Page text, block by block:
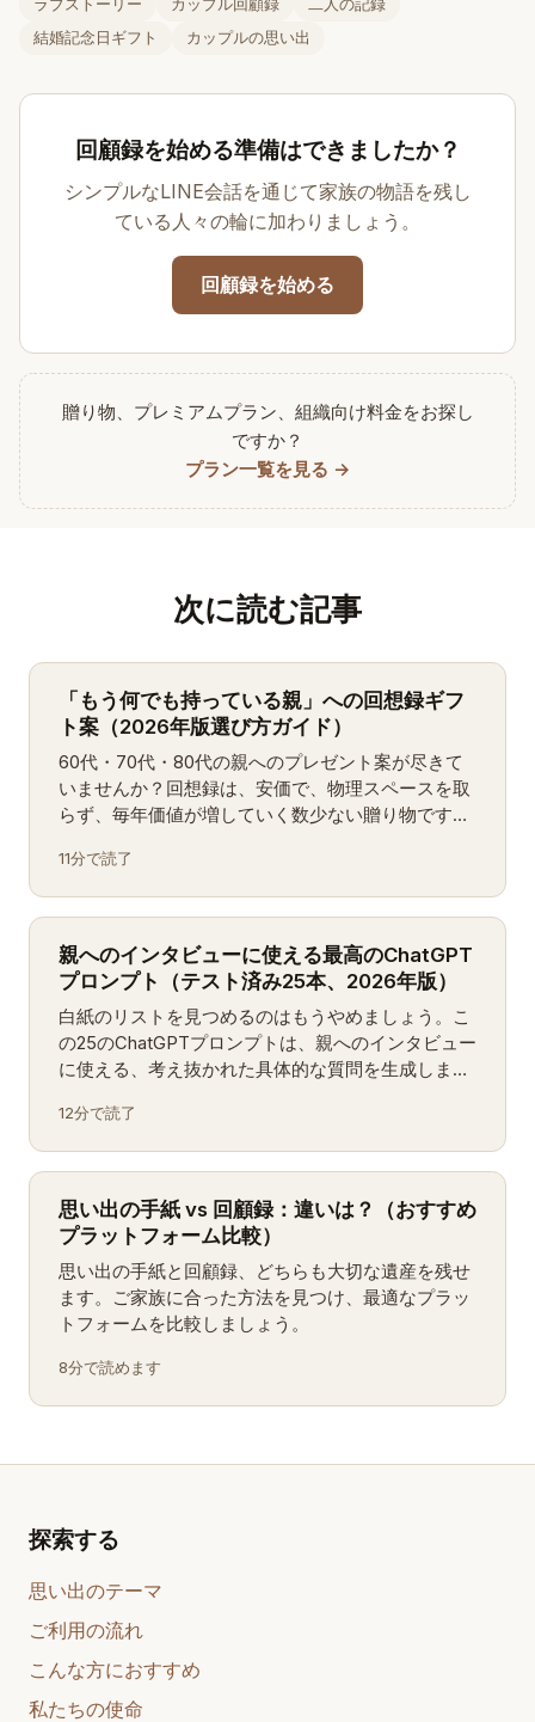
ラブストーリー カップル回顧録
二人の記録
結婚記念日ギフト
カップルの思い出
回顧録を始める準備はできましたか？
シンプルなLINE会話を通じて家族の物語を残し
ている人々の輪に加わりましょう。
回顧録を始める
贈り物、プレミアムプラン、組織向け料金をお探し
ですか？
プラン一覧を見る →
次に読む記事
「もう何でも持っている親」への回想録ギフ
ト案（2026年版選び方ガイド）
60代・70代・80代の親へのプレゼント案が尽きて
いませんか？回想録は、安価で、物理スペースを取
らず、毎年価値が増していく数少ない贈り物です。
けに調整しています。
11分で読了
親へのインタビューに使える最高のChatGPT
プロンプト（テスト済み25本、2026年版）
白紙のリストを見つめるのはもうやめましょう。こ
の25のChatGPTプロンプトは、親へのインタビュー
に使える、考え抜かれた具体的な質問を生成しま
済み。
12分で読了
思い出の手紙 vs 回顧録：違いは？（おすすめ
プラットフォーム比較）
思い出の手紙と回顧録、どちらも大切な遺産を残せ
ます。ご家族に合った方法を見つけ、最適なプラッ
トフォームを比較しましょう。
8分で読めます
探索する
思い出のテーマ
ご利用の流れ
こんな方におすすめ
私たちの使命